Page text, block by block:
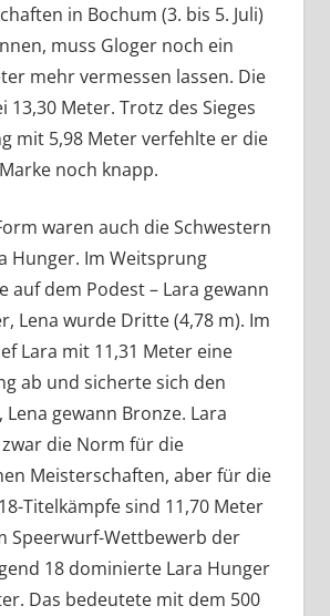
in Bochum (3. bis 5. Juli)
muss Gloger noch ein
mehr vermessen lassen. Die
13,30 Meter. Trotz des Sieges
mit 5,98 Meter verfehlte er die
noch knapp.
waren auch die Schwestern
Hunger. Im Weitsprung
auf dem Podest – Lara gewann
Lena wurde Dritte (4,78 m). Im
Lara mit 11,31 Meter eine
ab und sicherte sich den
Lena gewann Bronze. Lara
die Norm für die
Meisterschaften, aber für die
Titelkämpfe sind 11,70 Meter
Speerwurf-Wettbewerb der
18 dominierte Lara Hunger
Das bedeutete mit dem 500